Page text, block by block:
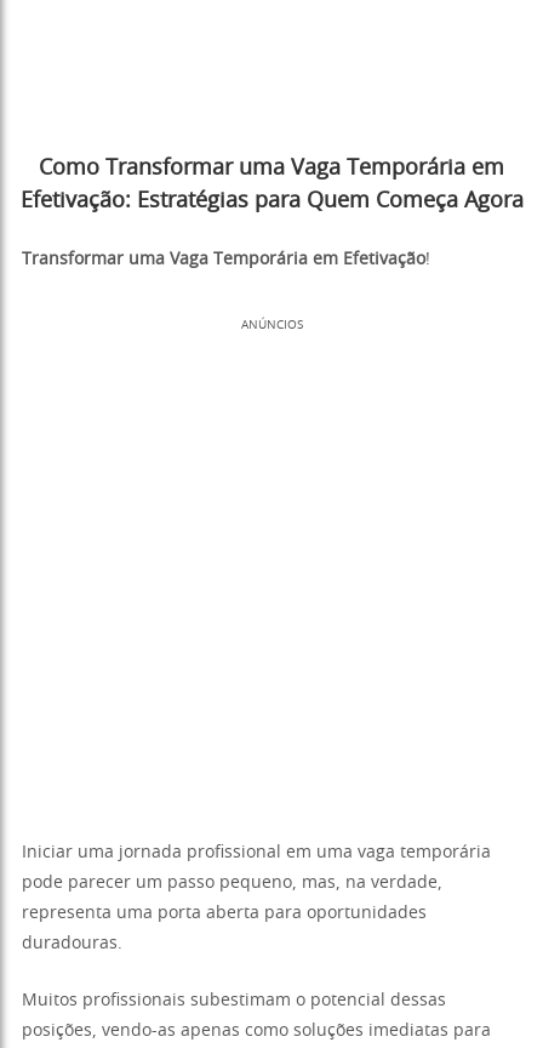
Como Transformar uma Vaga Temporária em
Efetivação: Estratégias para Quem Começa Agora
Transformar uma Vaga Temporária em Efetivação!
ANÚNCIOS
Iniciar uma jornada profissional em uma vaga temporária
pode parecer um passo pequeno, mas, na verdade,
representa uma porta aberta para oportunidades
duradouras.
Muitos profissionais subestimam o potencial dessas
posições, vendo-as apenas como soluções imediatas para